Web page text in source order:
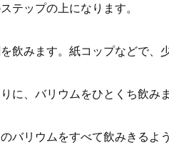
ップの上になります。
みます。紙コップなどで、
、バリウムをひとくち飲みま
リウムをすべて飲みきるよう